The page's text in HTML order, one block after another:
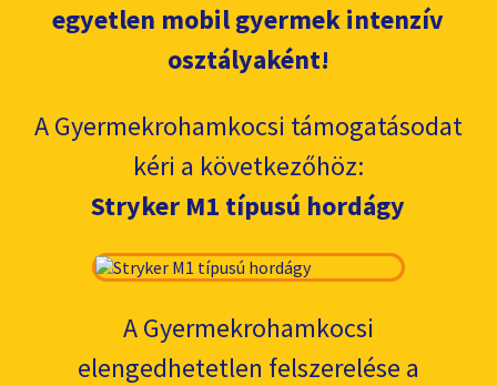
egyetlen mobil gyermek intenzív
osztályaként!
A Gyermekrohamkocsi támogatásodat
kéri a következőhöz:
Stryker M1 típusú hordágy
A Gyermekrohamkocsi
elengedhetetlen felszerelése a